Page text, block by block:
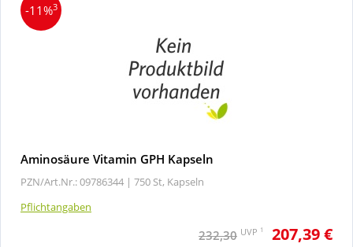
-11%3
Aminosäure Vitamin GPH Kapseln
PZN/Art.Nr.: 09786344 | 750 St, Kapseln
Pflichtangaben
232,30 UVP 1 207,39 €